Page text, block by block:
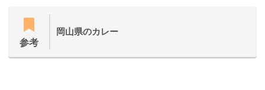
参考
岡山県のカレー